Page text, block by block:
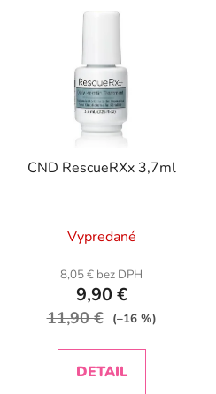
CND RescueRXx 3,7ml
hodnotenie
produktu
je
5,0
5
Vypredané
8,05 € bez DPH
9,90 €
11,90 € (–16 %)
DETAIL